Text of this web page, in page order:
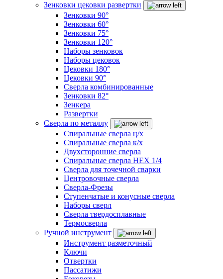
Зенковки цековки развертки
Зенковки 90°
Зенковки 60°
Зенковки 75°
Зенковки 120°
Наборы зенковок
Наборы цековок
Цековки 180°
Цековки 90°
Сверла комбинированные
Зенковки 82°
Зенкера
Развертки
Сверла по металлу
Спиральные сверла ц/х
Спиральные сверла к/х
Двухсторонние сверла
Спиральные сверла HEX 1/4
Сверла для точечной сварки
Центровочные сверла
Сверла-Фрезы
Ступенчатые и конусные сверла
Наборы сверл
Сверла твердосплавные
Термосверла
Ручной инструмент
Инструмент разметочный
Ключи
Отвертки
Пассатижи